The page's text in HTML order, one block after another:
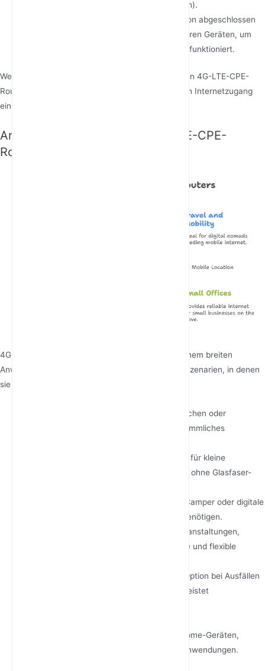
Sicherheitsprotokolle fest (WPA3 empfohlen).
: Sobald die Konfiguration abgeschlossen
ist, testen Sie die Internetverbindung auf Ihren Geräten, um
sicherzustellen, dass alles ordnungsgemäß funktioniert.
Wenn Sie diesen Schritten folgen, können Sie Ihren 4G-LTE-CPE-
Router schnell und einfach für einen zuverlässigen Internetzugang
einrichten.
Anwendungsbereiche von 4G-LTE-CPE-
Routern
4G-LTE-CPE-Router sind vielseitige Geräte mit einem breiten
Anwendungsspektrum. Hier sind einige typische Szenarien, in denen
sie sich als unverzichtbar erweisen:
: Ideal für Haushalte in ländlichen oder
abgelegenen Gebieten, in denen kein herkömmliches
: Bietet zuverlässiges Internet für kleine
Unternehmen, insbesondere an Standorten ohne Glasfaser-
: Ideal für Reisende, Camper oder digitale
Nomaden, die unterwegs Internetzugang benötigen.
: Nützlich für Veranstaltungen,
Baustellen oder Pop-up-Shops, die schnelle und flexible
: Dient als Failover-Option bei Ausfällen
des primären Internetdienstes und gewährleistet
Konnektivitätsanforderungen von Smart-Home-Geräten,
Überwachungskameras und anderen IoT-Anwendungen.